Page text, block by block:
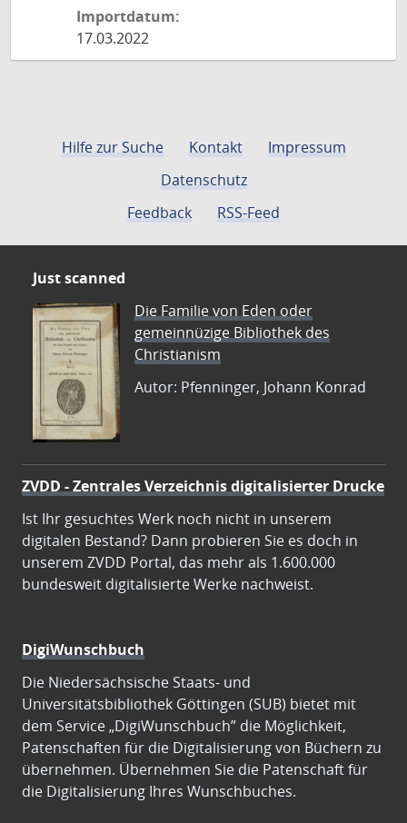
Importdatum:
17.03.2022
Hilfe zur Suche Kontakt
Impressum
Datenschutz
Feedback
RSS-Feed
Just scanned
Die Familie von Eden oder
gemeinnüzige Bibliothek des
Christianism
Autor: Pfenninger, Johann Konrad
ZVDD - Zentrales Verzeichnis digitalisierter Drucke
Ist Ihr gesuchtes Werk noch nicht in unserem
digitalen Bestand? Dann probieren Sie es doch in
unserem ZVDD Portal, das mehr als 1.600.000
bundesweit digitalisierte Werke nachweist.
DigiWunschbuch
Die Niedersächsische Staats- und
Universitätsbibliothek Göttingen (SUB) bietet mit
dem Service „DigiWunschbuch” die Möglichkeit,
Patenschaften für die Digitalisierung von Büchern zu
übernehmen. Übernehmen Sie die Patenschaft für
die Digitalisierung Ihres Wunschbuches.